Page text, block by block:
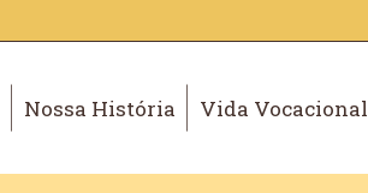
Nossa História Vida Vocacional